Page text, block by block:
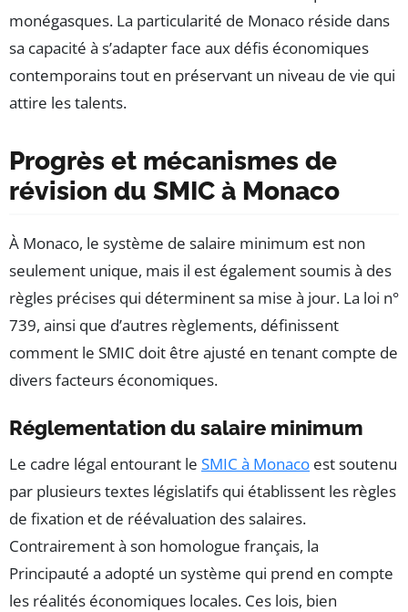
monégasques. La particularité de Monaco réside dans
sa capacité à s’adapter face aux défis économiques
contemporains tout en préservant un niveau de vie qui
attire les talents.
Progrès et mécanismes de
révision du SMIC à Monaco
À Monaco, le système de salaire minimum est non
seulement unique, mais il est également soumis à des
règles précises qui déterminent sa mise à jour. La loi n°
739, ainsi que d’autres règlements, définissent
comment le SMIC doit être ajusté en tenant compte de
divers facteurs économiques.
Réglementation du salaire minimum
Le cadre légal entourant le SMIC à Monaco est soutenu
par plusieurs textes législatifs qui établissent les règles
de fixation et de réévaluation des salaires.
Contrairement à son homologue français, la
Principauté a adopté un système qui prend en compte
les réalités économiques locales. Ces lois, bien